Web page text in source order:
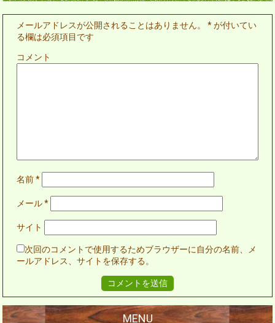
メールアドレスが公開されることはありません。 *が付いてい
る欄は必須項目です
コメント
名前*
メール*
サイト
次回のコメントで使用するためブラウザーに自分の名前、メ
ールアドレス、サイトを保存する。